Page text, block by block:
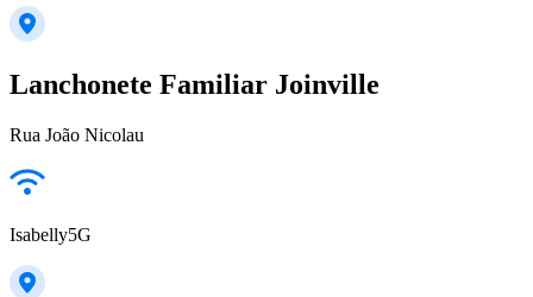
Lanchonete Familiar Joinville
Rua João Nicolau
Isabelly5G